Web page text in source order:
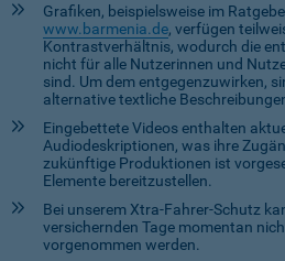
Grafiken, beispielsweise im
www.barmenia.de, verfügen
Kontrastverhältnis, wodurch die
nicht für alle Nutzerinnen und
sind. Um dem entgegenzuwirken,
alternative textliche
Eingebettete Videos enthalten
Audiodeskriptionen, was ihre
zukünftige Produktionen ist
Elemente bereitzustellen.
Bei unserem Xtra-Fahrer-Schutz
versichernden Tage momentan
vorgenommen werden.